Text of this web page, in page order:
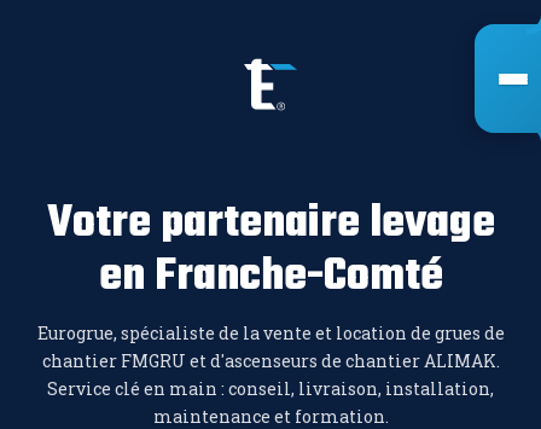
Votre partenaire levage
en Franche-Comté
Eurogrue, spécialiste de la vente et location de grues de
chantier FMGRU et d'ascenseurs de chantier ALIMAK.
Service clé en main : conseil, livraison, installation,
maintenance et formation.